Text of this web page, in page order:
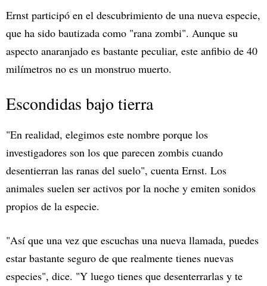
Ernst participó en el descubrimiento de una nueva especie,
que ha sido bautizada como "rana zombi". Aunque su
aspecto anaranjado es bastante peculiar, este anfibio de 40
milímetros no es un monstruo muerto.
Escondidas bajo tierra
"En realidad, elegimos este nombre porque los
investigadores son los que parecen zombis cuando
desentierran las ranas del suelo", cuenta Ernst. Los
animales suelen ser activos por la noche y emiten sonidos
propios de la especie.
"Así que una vez que escuchas una nueva llamada, puedes
estar bastante seguro de que realmente tienes nuevas
especies", dice. "Y luego tienes que desenterrarlas y te